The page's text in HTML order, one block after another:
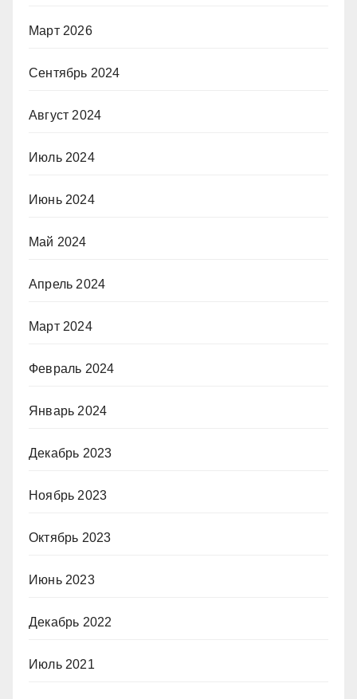
Март 2026
Сентябрь 2024
Август 2024
Июль 2024
Июнь 2024
Май 2024
Апрель 2024
Март 2024
Февраль 2024
Январь 2024
Декабрь 2023
Ноябрь 2023
Октябрь 2023
Июнь 2023
Декабрь 2022
Июль 2021